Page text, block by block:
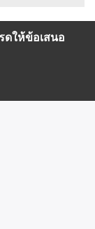
ดให้ข้อเสนอ